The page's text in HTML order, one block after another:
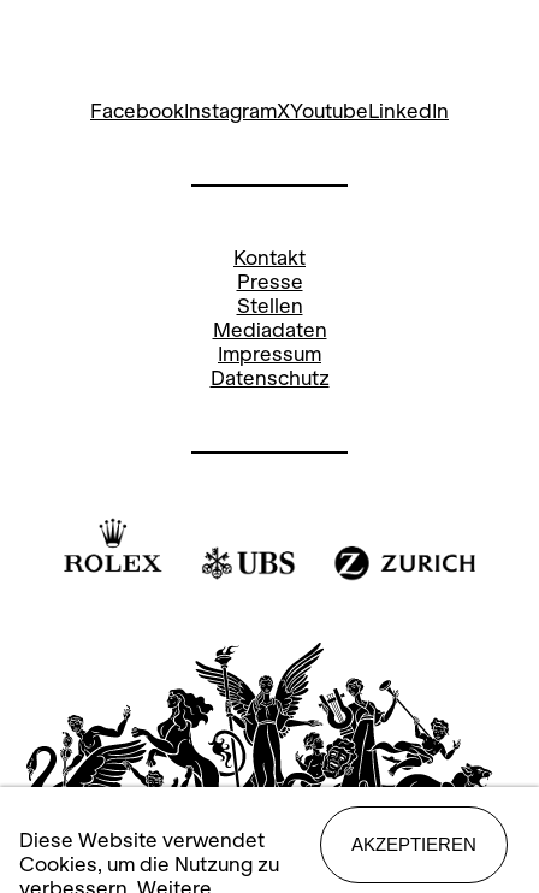
FacebookInstagramXYoutubeLinkedIn
Kontakt
Presse
Stellen
Mediadaten
Impressum
Datenschutz
Diese Website verwendet
Cookies, um die Nutzung zu
AKZEPTIEREN